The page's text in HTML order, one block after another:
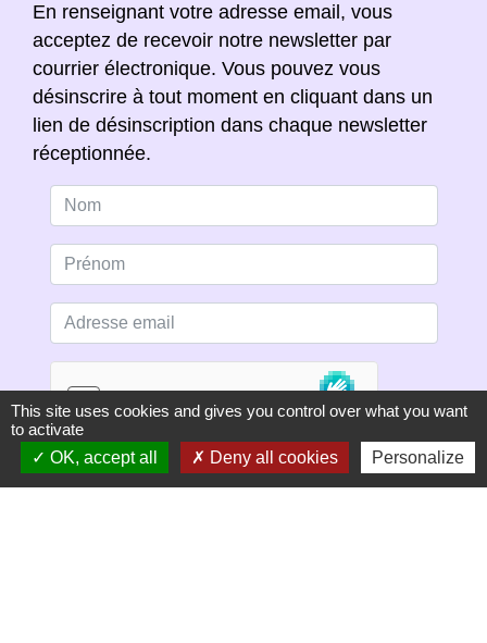
En renseignant votre adresse email, vous
acceptez de recevoir notre newsletter par
courrier électronique. Vous pouvez vous
désinscrire à tout moment en cliquant dans un
lien de désinscription dans chaque newsletter
réceptionnée.
S'ABONNER
This site uses cookies and gives you control over what you want
to activate
OK, accept all
Deny all cookies Personalize